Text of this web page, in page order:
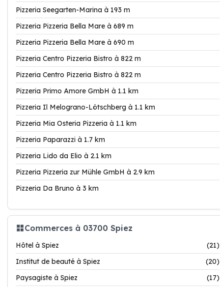
Pizzeria Seegarten-Marina à 193 m
Pizzeria Pizzeria Bella Mare à 689 m
Pizzeria Pizzeria Bella Mare à 690 m
Pizzeria Centro Pizzeria Bistro à 822 m
Pizzeria Centro Pizzeria Bistro à 822 m
Pizzeria Primo Amore GmbH à 1.1 km
Pizzeria Il Melograno-Lötschberg à 1.1 km
Pizzeria Mia Osteria Pizzeria à 1.1 km
Pizzeria Paparazzi à 1.7 km
Pizzeria Lido da Elio à 2.1 km
Pizzeria Pizzeria zur Mühle GmbH à 2.9 km
Pizzeria Da Bruno à 3 km
Commerces à 03700 Spiez
Hôtel à Spiez
(21)
Institut de beauté à Spiez
(20)
Paysagiste à Spiez
(17)